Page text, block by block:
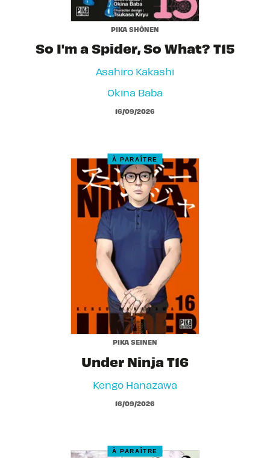
PIKA SHÔNEN
So I'm a Spider, So What? T15
Asahiro Kakashi
Okina Baba
16/09/2026
À PARAÎTRE
PIKA SEINEN
Under Ninja T16
Kengo Hanazawa
16/09/2026
À PARAÎTRE